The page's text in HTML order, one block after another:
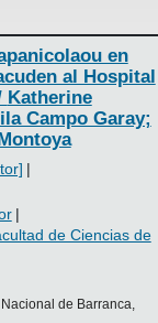
en
al Hospital
Katherine
Campo Garay;
de Ciencias de
de Barranca,